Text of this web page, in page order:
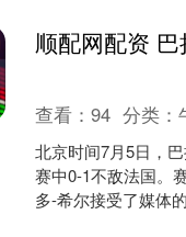
查看：94 分类：
北京时间7月5日，
赛中0-1不敌法国。
多-希尔接受了媒体